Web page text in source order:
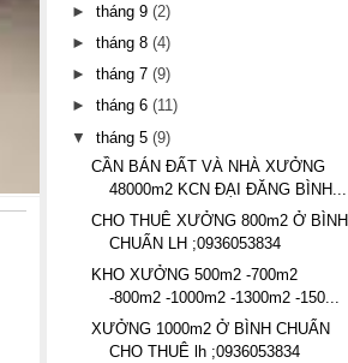
►tháng 9(2)
►tháng 8(4)
►tháng 7(9)
►tháng 6(11)
▼
tháng 5(9)
CẦN BÁN ĐẤT VÀ NHÀ XƯỞNG
48000m2 KCN ĐẠI ĐĂNG BÌNH...
CHO THUÊ XƯỞNG 800m2 Ở BÌNH
CHUẨN LH ;0936053834
KHO XƯỞNG 500m2 -700m2
-800m2 -1000m2 -1300m2 -150...
XƯỞNG 1000m2 Ở BÌNH CHUẨN
CHO THUÊ lh ;0936053834